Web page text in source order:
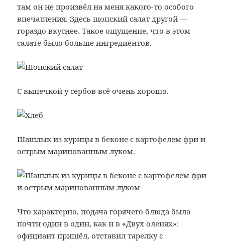
там он не произвёл на меня какого-то особого
впечатления. Здесь шопский салат другой —
гораздо вкуснее. Такое ощущение, что в этом
салате было больше ингредиентов.
С выпечкой у сербов всё очень хорошо.
Шашлык из курицы в беконе с картофелем фри и
острым маринованным луком.
Что характерно, подача горячего блюда была
почти один в один, как и в «Двух оленях»:
официант пришёл, отставил тарелку с